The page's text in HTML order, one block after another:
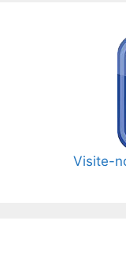
Visite-